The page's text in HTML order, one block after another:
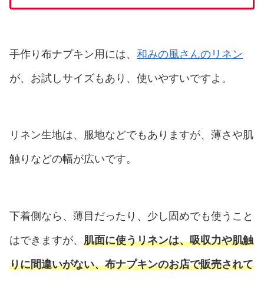
手作り布ナプキン用には、 和みの風さんのリネン
が、お試しサイズもあり、使いやすいですよ。
リネン生地は、服地などでもありますが、薄さや肌
触りなどの幅が広いです。
下着側なら、薄目だったり、少し固めでも使うこと
はできますが、 肌面に使うリネンは、吸収力や肌触
りに間違いがない、布ナプキンのお店で販売されて